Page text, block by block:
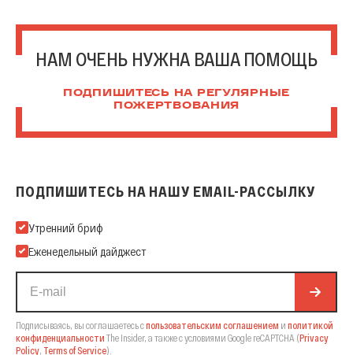
НАМ ОЧЕНЬ НУЖНА ВАША ПОМОЩЬ
ПОДПИШИТЕСЬ НА РЕГУЛЯРНЫЕ
ПОЖЕРТВОВАНИЯ
ПОДПИШИТЕСЬ НА НАШУ EMAIL-РАССЫЛКУ
Подпишитесь на нашу Email-рассылку
Утренний бриф
Еженедельный дайджест
Подписываясь, вы соглашаетесь спользовательским соглашением и политикой
конфиденциальности The Insider, а также с условиями Google reCAPTCHA (Privacy
Policy, Terms of Service).